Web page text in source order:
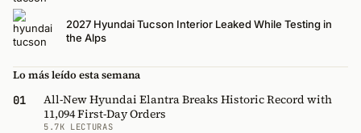
2027 Hyundai Tucson Interior Leaked While Testing in
the Alps
Lo más leído esta semana
01
All-New Hyundai Elantra Breaks Historic Record with
11,094 First-Day Orders
5.7K LECTURAS